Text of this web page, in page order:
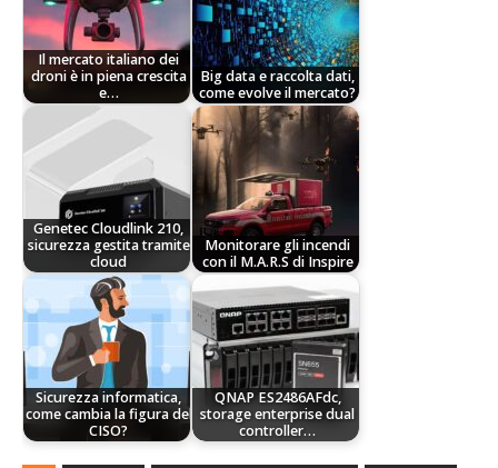
Il mercato italiano dei
droni è in piena crescita
e…
Big data e raccolta dati,
come evolve il mercato?
Genetec Cloudlink 210,
sicurezza gestita tramite
cloud
Monitorare gli incendi
con il M.A.R.S di Inspire
Sicurezza informatica,
come cambia la figura del
CISO?
QNAP ES2486AFdc,
storage enterprise dual
controller…